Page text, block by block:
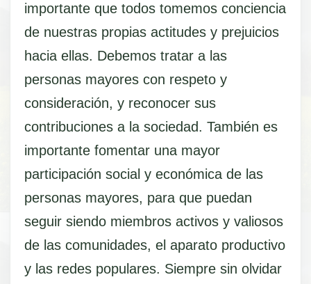
importante que todos tomemos conciencia
de nuestras propias actitudes y prejuicios
hacia ellas. Debemos tratar a las
personas mayores con respeto y
consideración, y reconocer sus
contribuciones a la sociedad. También es
importante fomentar una mayor
participación social y económica de las
personas mayores, para que puedan
seguir siendo miembros activos y valiosos
de las comunidades, el aparato productivo
y las redes populares. Siempre sin olvidar